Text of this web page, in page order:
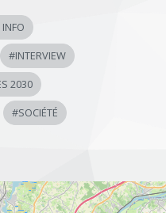
#INTERVIEW
2030
#SOCIÉTÉ